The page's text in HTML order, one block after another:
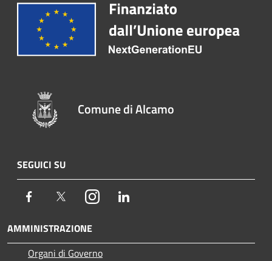
Comune di Alcamo
SEGUICI SU
Facebook TwitterInstagram
AMMINISTRAZIONE
Organi di Governo